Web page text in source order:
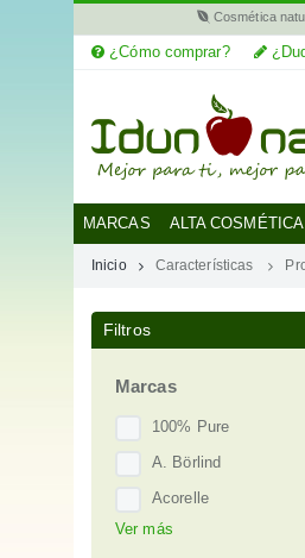
MARCAS
Cosmética
¿Cómo comprar?
MARCAS ALTA COSMÉTICA
Inicio Características
Filtros
Marcas
100% Pure
A. Börlind
Acorelle
Allo'Nature
Ver más